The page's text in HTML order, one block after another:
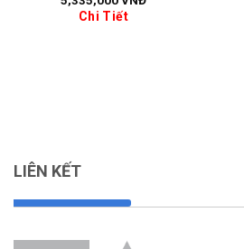
Chi Tiết
LIÊN KẾT